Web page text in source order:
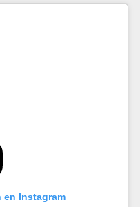
en Instagram